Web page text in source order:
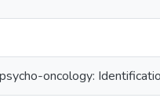
oncology: